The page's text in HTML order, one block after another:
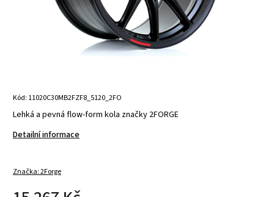
Kód: 11020C30MB2FZF8_5120_2FO
Lehká a pevná flow-form kola značky 2FORGE
Detailní informace
Značka:2Forge